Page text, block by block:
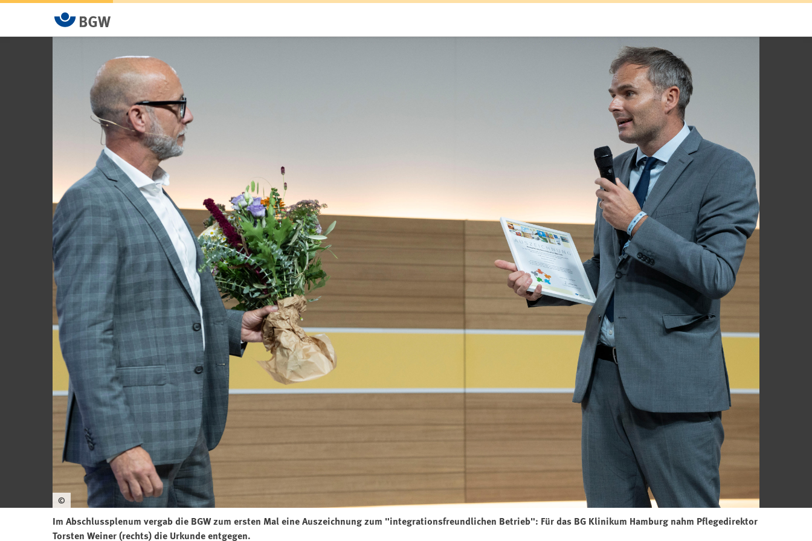
©
Im Abschlussplenum vergab die BGW zum ersten Mal eine Auszeichnung zum "integrationsfreundlichen Betrieb": Für das BG Klinikum Hamburg nahm Pflegedirektor
Torsten Weiner (rechts) die Urkunde entgegen.